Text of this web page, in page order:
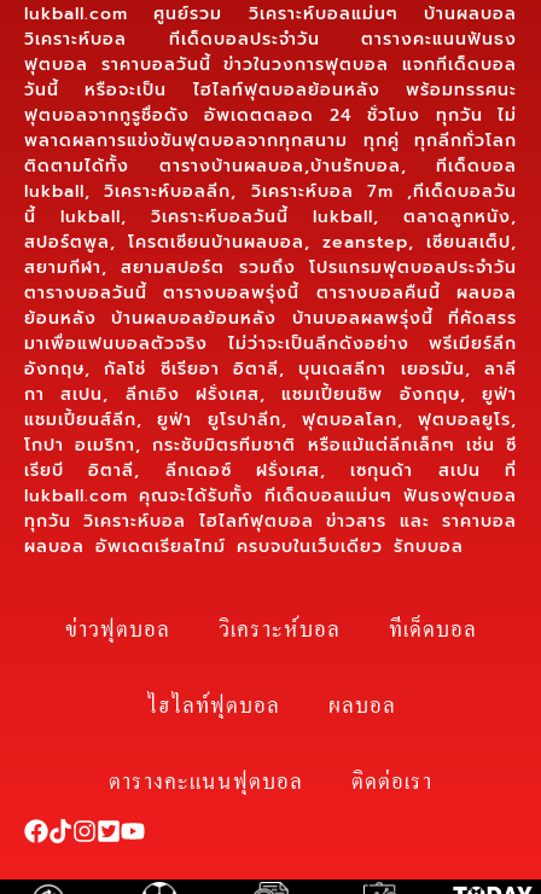
lukball.com ศูนย์รวม วิเคราะห์บอลแม่นๆ บ้านผลบอล
วิเคราะห์บอล ทีเด็ดบอลประจำวัน ตารางคะแนนฟันธง
ฟุตบอล ราคาบอลวันนี้ ข่าวในวงการฟุตบอล แจกทีเด็ดบอล
วันนี้ หรือจะเป็น ไฮไลท์ฟุตบอลย้อนหลัง พร้อมทรรศนะ
ฟุตบอลจากกูรูชื่อดัง อัพเดตตลอด 24 ชั่วโมง ทุกวัน ไม่
พลาดผลการแข่งขันฟุตบอลจากทุกสนาม ทุกคู่ ทุกลีกทั่วโลก
ติดตามได้ทั้ง ตารางบ้านผลบอล,บ้านรักบอล, ทีเด็ดบอล
lukball, วิเคราะห์บอลลีก, วิเคราะห์บอล 7m ,ทีเด็ดบอลวัน
นี้ lukball, วิเคราะห์บอลวันนี้ lukball, ตลาดลูกหนัง,
สปอร์ตพูล, โครตเซียนบ้านผลบอล, zeanstep, เซียนสเต็ป,
สยามกีฬา, สยามสปอร์ต รวมถึง โปรแกรมฟุตบอลประจำวัน
ตารางบอลวันนี้ ตารางบอลพรุ่งนี้ ตารางบอลคืนนี้ ผลบอล
ย้อนหลัง บ้านผลบอลย้อนหลัง บ้านบอลผลพรุ่งนี้ ที่คัดสรร
มาเพื่อแฟนบอลตัวจริง ไม่ว่าจะเป็นลีกดังอย่าง พรีเมียร์ลีก
อังกฤษ, กัลโช่ ซีเรียอา อิตาลี, บุนเดสลีกา เยอรมัน, ลาลี
กา สเปน, ลีกเอิง ฝรั่งเศส, แชมเปี้ยนชิพ อังกฤษ, ยูฟ่า
แชมเปี้ยนส์ลีก, ยูฟ่า ยูโรปาลีก, ฟุตบอลโลก, ฟุตบอลยูโร,
โกปา อเมริกา, กระชับมิตรทีมชาติ หรือแม้แต่ลีกเล็กๆ เช่น ซี
เรียบี อิตาลี, ลีกเดอซ์ ฝรั่งเศส, เซกุนด้า สเปน ที่
lukball.com คุณจะได้รับทั้ง ทีเด็ดบอลแม่นๆ ฟันธงฟุตบอล
ทุกวัน วิเคราะห์บอล ไฮไลท์ฟุตบอล ข่าวสาร และ ราคาบอล
ผลบอล อัพเดตเรียลไทม์ ครบจบในเว็บเดียว รักบบอล
ข่าวฟุตบอล วิเคราะห์บอล
ทีเด็ดบอล
ไฮไลท์ฟุตบอล
ผลบอล
ตารางคะแนนฟุตบอล
ติดต่อเรา